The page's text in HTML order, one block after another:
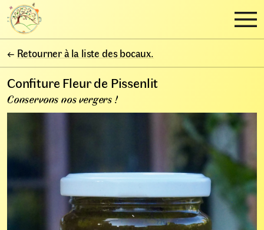
← Retourner à la liste des bocaux.
Confiture Fleur de Pissenlit
Conservons nos vergers !